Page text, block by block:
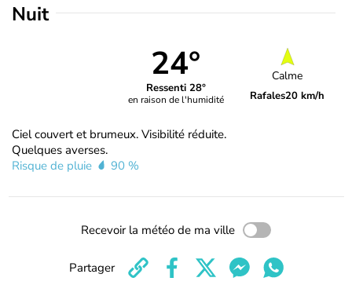
Nuit
24°
Ressenti 28°
en raison de l'humidité
Calme
Rafales20 km/h
Ciel couvert et brumeux. Visibilité réduite.
Quelques averses.
Risque de pluie
90 %
Recevoir la météo de ma ville
Partager